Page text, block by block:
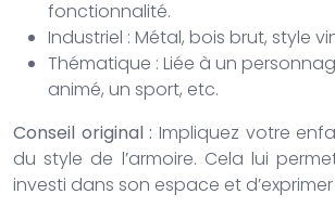
fonctionnalité.
Industriel : Métal, bois brut, style
Thématique : Liée à un
animé, un sport, etc.
Conseil original : Impliquez votre
du style de l’armoire. Cela lui
investi dans son espace et